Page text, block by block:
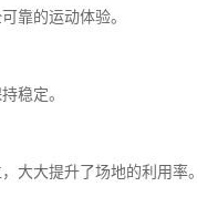
靠的运动体验。
稳定。
大大提升了场地的利用率。